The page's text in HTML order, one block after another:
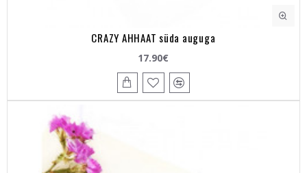
CRAZY AHHAAT süda auguga
17.90€